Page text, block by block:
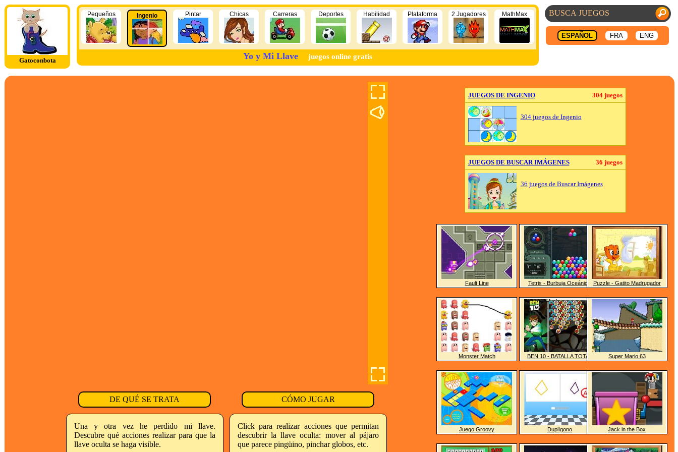
Gatoconbota
ESPAÑOL FRA ENG
Pequeños Ingenio Pintar Chicas Carreras Deportes Habilidad Plataforma 2 Jugadores MathMax
Yo y Mi Llave juegos online gratis
DE QUÉ SE TRATA CÓMO JUGAR
Una y otra vez he perdido mi llave.
Descubre qué acciones realizar para que la
llave oculta se haga visible.
Click para realizar acciones que permitan
descubrir la llave oculta: mover al pájaro
que parece pingüino, pinchar globos, etc.
JUEGOS DE INGENIO 304 juegos
304 juegos de Ingenio
JUEGOS DE BUSCAR IMÁGENES 36 juegos
36 juegos de Buscar Imágenes
Fault Line
Monster Match
Juego Groovy
Tetris - Burbuja Oceánica
BEN 10 - BATALLA TOTAL
Duplígono
Puzzle - Gatito Madrugador
Super Mario 63
Jack in the Box